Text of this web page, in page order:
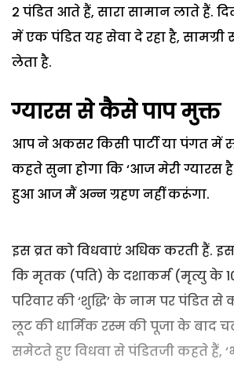
2 पंडित आते हैं, सारा सामान लाते हैं.
में एक पंडित यह सेवा दे रहा है, सामग्री
लेता है.
ग्यारस से कैसे पाप मुक्त
आप ने अकसर किसी पार्टी या पंगत में
कहते सुना होगा कि ‘आज मेरी ग्यारस
हुआ आज मैं अन्न ग्रहण नहीं करूंगा.
इस व्रत को विधवाएं अधिक करती हैं.
कि मृतक (पति) के दशाकर्म (मृत्यु के 10
परिवार की ‘शुद्धि’ के नाम पर पंडित से
लूट की धार्मिक रस्म की पूजा के बाद
समेटते हुए विधवा से पंडितजी कहते हैं,